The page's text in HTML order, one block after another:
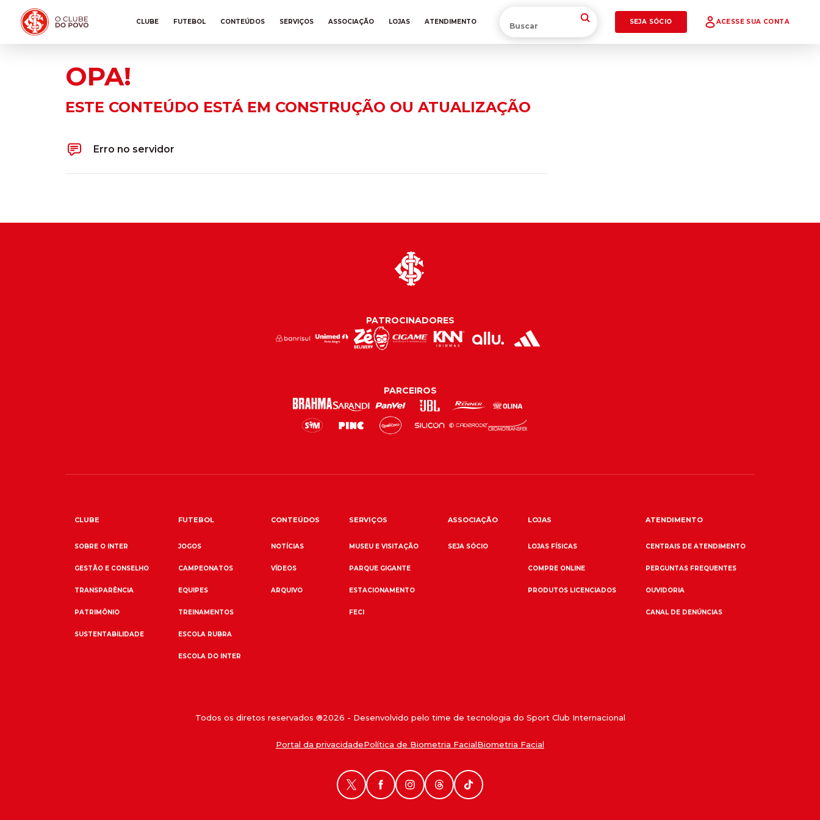
CLUBE FUTEBOL CONTEÚDOS SERVIÇOS ASSOCIAÇÃO LOJAS ATENDIMENTO SEJA SÓCIO ACESSE SUA CONTA
OPA!
ESTE CONTEÚDO ESTÁ EM CONSTRUÇÃO OU ATUALIZAÇÃO
Erro no servidor
PATROCINADORES
PARCEIROS
CLUBE
SOBRE O INTER
GESTÃO E CONSELHO
TRANSPARÊNCIA
PATRIMÔNIO
SUSTENTABILIDADE
FUTEBOL
JOGOS
CAMPEONATOS
EQUIPES
TREINAMENTOS
ESCOLA RUBRA
ESCOLA DO INTER
CONTEÚDOS
NOTÍCIAS
VÍDEOS
ARQUIVO
SERVIÇOS
MUSEU E VISITAÇÃO
PARQUE GIGANTE
ESTACIONAMENTO
FECI
ASSOCIAÇÃO
SEJA SÓCIO
LOJAS
LOJAS FÍSICAS
COMPRE ONLINE
PRODUTOS LICENCIADOS
ATENDIMENTO
CENTRAIS DE ATENDIMENTO
PERGUNTAS FREQUENTES
OUVIDORIA
CANAL DE DENÚNCIAS
Todos os diretos reservados ®2026 - Desenvolvido pelo time de tecnologia do Sport Club Internacional
Portal da privacidadePolítica de Biometria FacialBiometria Facial